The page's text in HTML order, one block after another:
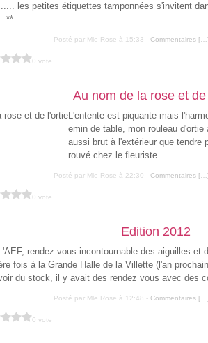
... les petites étiquettes tamponnées s'invitent
**
Posté par Mle Rose à 15:33 - Commentaires [… ]
0 vote
Au nom de la rose et
L'entente est piquante mais
emin de table, mon rouleau
aussi brut à l'extérieur que tendre
rouvé chez le fleuriste...
Posté par Mle Rose à 22:30 - Commentaires [… ]
0 vote
Edition 2012
L'AEF, rendez vous incontournable des aiguilles et
fois à la Grande Halle de la Villette (l'an
du stock, il y avait des rendez vous avec des
Posté par Mle Rose à 12:48 - Commentaires [… ]
0 vote